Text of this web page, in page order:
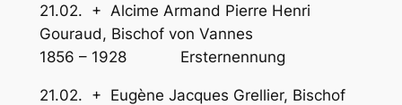
21.02. + Alcime Armand Pierre Henri
Gouraud, Bischof von Vannes
1856 – 1928 Ersternennung
21.02. + Eugène Jacques Grellier, Bischof